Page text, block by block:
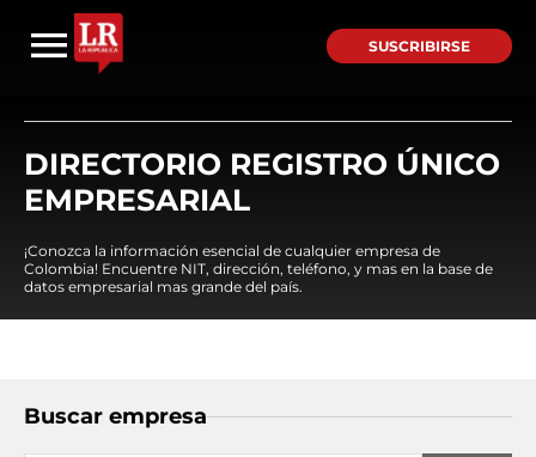
SUSCRIBIRSE
DIRECTORIO REGISTRO ÚNICO
EMPRESARIAL
¡Conozca la información esencial de cualquier empresa de
Colombia! Encuentre NIT, dirección, teléfono, y mas en la base de
datos empresarial mas grande del país.
Buscar empresa